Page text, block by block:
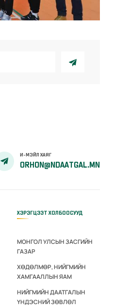
И-МЭЙЛ ХАЯГ
ORHON@NDAATGAL.MN
ХЭРЭГЦЭЭТ ХОЛБООСУУД
МОНГОЛ УЛСЫН ЗАСГИЙН
ГАЗАР
ХӨДӨЛМӨР, НИЙГМИЙН
ХАМГААЛЛЫН ЯАМ
НИЙГМИЙН ДААТГАЛЫН
ҮНДЭСНИЙ ЗӨВЛӨЛ